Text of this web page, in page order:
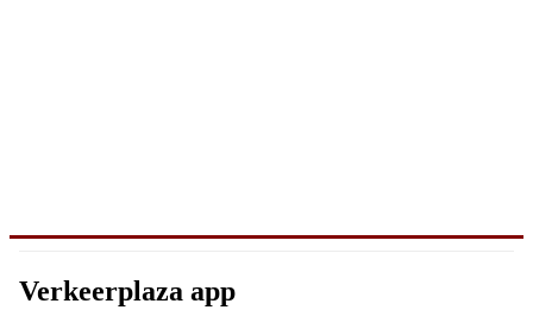
Verkeerplaza app